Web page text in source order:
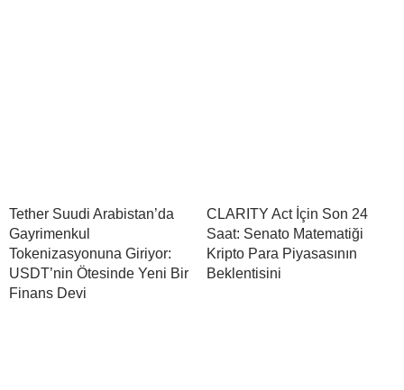
Tether Suudi Arabistan’da
Gayrimenkul
Tokenizasyonuna Giriyor:
USDT’nin Ötesinde Yeni Bir
Finans Devi
CLARITY Act İçin Son 24
Saat: Senato Matematiği
Kripto Para Piyasasının
Beklentisini